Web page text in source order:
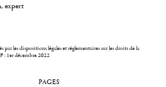
expert
par les dispositions légales et réglementaires sur les droits de la
: 1er décembre 2022
PAGES